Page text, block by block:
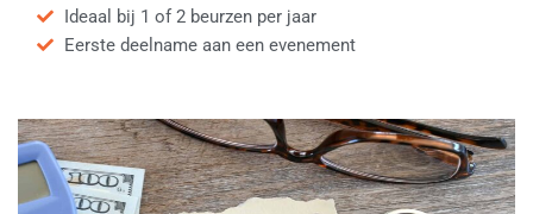
Ideaal bij 1 of 2 beurzen per jaar
Eerste deelname aan een evenement